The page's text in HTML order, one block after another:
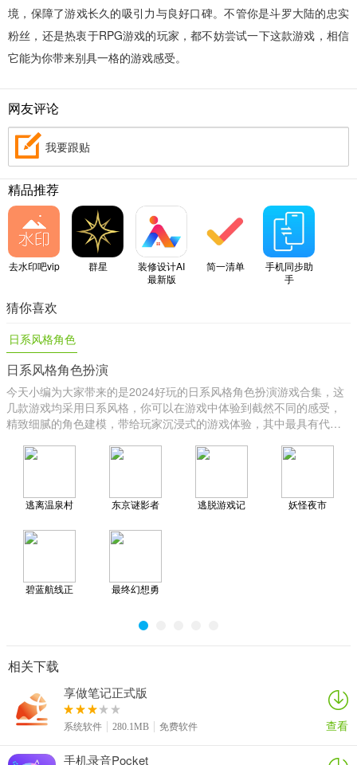
境，保障了游戏长久的吸引力与良好口碑。不管你是斗罗大陆的忠实
粉丝，还是热衷于RPG游戏的玩家，都不妨尝试一下这款游戏，相信
它能为你带来别具一格的游戏感受。
网友评论
我要跟贴
精品推荐
去水印吧vip 群星
装修设计AI
最新版
简一清单
手机同步助
手
猜你喜欢
日系风格角色
扮演
日系风格角色扮演
今天小编为大家带来的是2024好玩的日系风格角色扮演游戏合集，这
几款游戏均采用日系风格，你可以在游戏中体验到截然不同的感受，
精致细腻的角色建模，带给玩家沉浸式的游戏体验，其中最具有代表
伙伴，快来下载吧！
逃离温泉村 东京谜影者
逃脱游戏记
妖怪夜市
碧蓝航线正
最终幻想勇
相关下载
享做笔记正式版
系统软件 280.1MB 免费软件 查看
手机录音Pocket